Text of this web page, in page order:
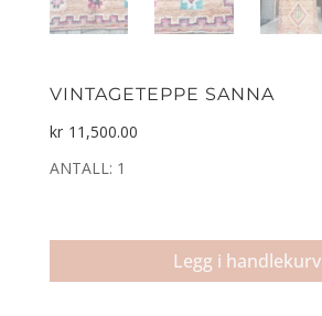
VINTAGETEPPE SANNA
kr 11,500.00
ANTALL: 1
Sanna
Legg i handlekurv